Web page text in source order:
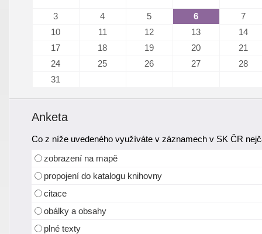
3 4 5 6
7
10
11 12 13
14
17
18 19 20
21
24
25 26 27
28
31
Anketa
Co z níže uvedeného využíváte v záznamech v SK ČR
zobrazení na mapě
propojení do katalogu knihovny
citace
obálky a obsahy
plné texty